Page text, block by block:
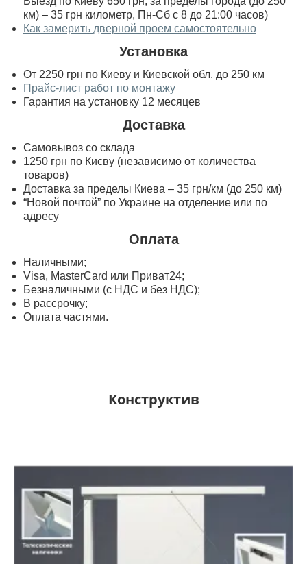
км) – 35 грн километр, Пн-Сб с 8 до 21:00 часов)
Как замерить дверной проем самостоятельно
Установка
От 2250 грн по Киеву и Киевской обл. до 250 км
Прайс-лист работ по монтажу
Гарантия на установку 12 месяцев
Доставка
Самовывоз со склада
1250 грн по Києву (независимо от количества
товаров)
Доставка за пределы Киева – 35 грн/км (до 250 км)
“Новой почтой” по Украине на отделение или по
адресу
Оплата
Наличными;
Visa, MasterСard или Приват24;
Безналичными (с НДС и без НДС);
В рассрочку;
Оплата частями.
Конструктив